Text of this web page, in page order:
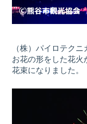
（株）パイロテク
お花の形をした花火
花束になりました。